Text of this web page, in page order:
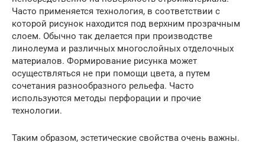
Часто применяется технология, в соответствии с
которой рисунок находится под верхним прозрачным
слоем. Обычно так делается при производстве
линолеума и различных многослойных отделочных
материалов. Формирование рисунка может
осуществляться не при помощи цвета, а путем
сочетания разнообразного рельефа. Часто
используются методы перфорации и прочие
технологии.
Таким образом, эстетические свойства очень важны.